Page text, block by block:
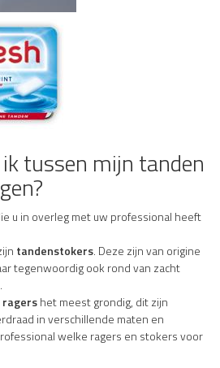
tussen mijn tanden
u in overleg met uw professional heeft
tandenstokers. Deze zijn van origine
tegenwoordig ook rond van zacht
ragershet meest grondig, dit zijn
in verschillende maten en
welke ragers en stokers voor